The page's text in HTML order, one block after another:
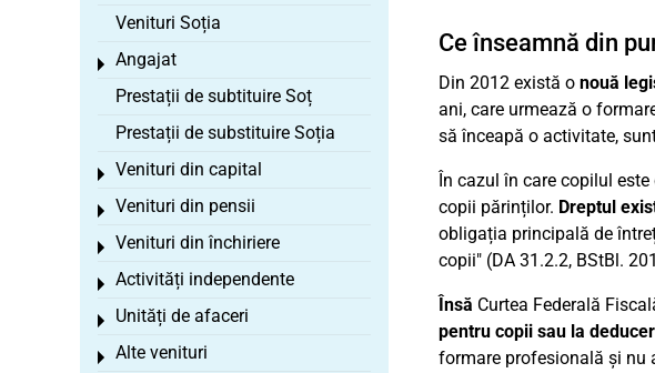
Ce înseamnă din
Din 2012 există o nouă
ani, care urmează o
să înceapă o activitate,
În cazul în care copilul
copii părinților. Dreptul
obligația principală de
copii" (DA 31.2.2, BStBl.
Însă Curtea Federală
pentru copii sau la
formare profesională și nu
Venituri Soția
Angajat
Toggle menu
Prestații de subtituire Soț
Prestații de substituire Soția
Venituri din capital
Toggle menu
Venituri din pensii
Toggle menu
Venituri din închiriere
Toggle menu
Activități independente
Toggle menu
Unități de afaceri
Toggle menu
Alte venituri
Toggle menu